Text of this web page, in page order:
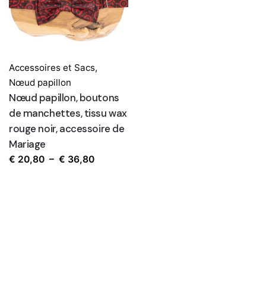
Accessoires et Sacs,
Nœud papillon
Nœud papillon, boutons
de manchettes, tissu wax
rouge noir, accessoire de
Mariage
€ 20,80 – € 36,80Plage